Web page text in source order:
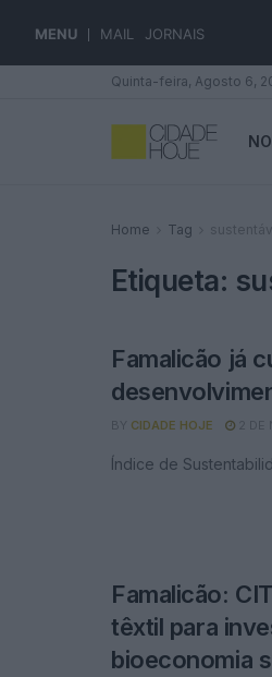
MENU MAIL JORNAIS
Quinta-feira, Agosto 6,
Home Tag
Etiqueta:
Famalicão já
BY CIDADE HOJE 2 DE
Índice de
Famalicão:
têxtil para
bioeconomia